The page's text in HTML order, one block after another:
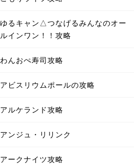
ゆるキャン△つなげるみんなのオー
ルインワン！！攻略
わんおぺ寿司攻略
アビスリウムポールの攻略
アルケランド攻略
アンジュ・リリンク
アークナイツ攻略